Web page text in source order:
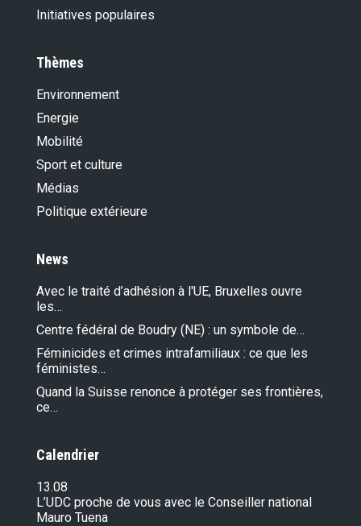
Initiatives populaires
Thèmes
Environnement
Energie
Mobilité
Sport et culture
Médias
Politique extérieure
News
Avec le traité d’adhésion à l'UE, Bruxelles ouvre
les…
Centre fédéral de Boudry (NE) : un symbole de…
Féminicides et crimes intrafamiliaux : ce que les
féministes…
Quand la Suisse renonce à protéger ses frontières,
ce…
Calendrier
13.08
L’UDC proche de vous avec le Conseiller national
Mauro Tuena